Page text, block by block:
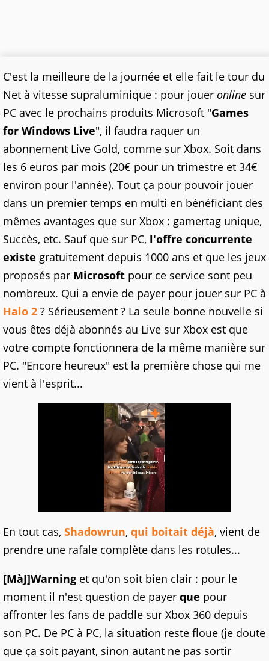
C'est la meilleure de la journée et elle fait le tour du
Net à vitesse supraluminique : pour jouer online sur
PC avec le prochains produits Microsoft "Games
for Windows Live", il faudra raquer un
abonnement Live Gold, comme sur Xbox. Soit dans
les 6 euros par mois (20€ pour un trimestre et 34€
environ pour l'année). Tout ça pour pouvoir jouer
dans un premier temps en multi en bénéficiant des
mêmes avantages que sur Xbox : gamertag unique,
Succès, etc. Sauf que sur PC, l'offre concurrente
existe gratuitement depuis 1000 ans et que les jeux
proposés par Microsoft pour ce service sont peu
nombreux. Qui a envie de payer pour jouer sur PC à
Halo 2 ? Sérieusement ? La seule bonne nouvelle si
vous êtes déjà abonnés au Live sur Xbox est que
votre compte fonctionnera de la même manière sur
PC. "Encore heureux" est la première chose qui me
vient à l'esprit...
En tout cas, Shadowrun, qui boitait déjà, vient de
prendre une rafale complète dans les rotules...
[MàJ]Warning et qu'on soit bien clair : pour le
moment il n'est question de payer que pour
affronter les fans de paddle sur Xbox 360 depuis
son PC. De PC à PC, la situation reste floue (je doute
que ça soit payant, sinon autant ne pas sortir